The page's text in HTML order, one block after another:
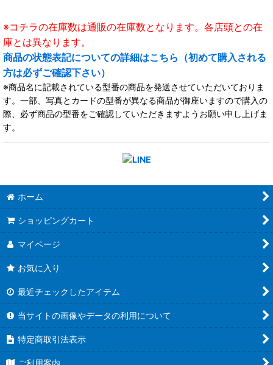
※コチラの在庫数は通販の在庫数となります。各店頭との在
庫とは異なります。
商品の状態表記についての詳細はこちら（初めて購入される
方は必ずご確認下さい）
※商品名に記載されている型番の商品を発送させていただいておりま
す。一部、写真とカードの型番が異なる商品が御座いますので購入の
際、必ず商品の型番をご確認していただきますようお願い申し上げま
す。
ホーム
ショッピングカート
マイページ
お気に入り
最近チェックしたアイテム
当サイトの画像やデータの利用について
特定商取引法表示